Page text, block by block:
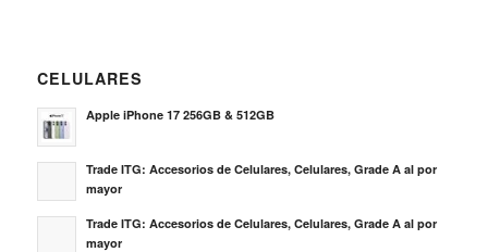
CELULARES
Apple iPhone 17 256GB & 512GB
Trade ITG: Accesorios de Celulares, Celulares, Grade A al por
mayor
Trade ITG: Accesorios de Celulares, Celulares, Grade A al por
mayor